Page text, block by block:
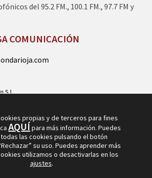
del 95.2 FM., 100.1 FM., 97.7 FM y
COMUNICACIÓN
S.L.
propias y de terceros para fines
AQUÍpara más información. Puedes
las cookies pulsando el botón
su uso. Puedes aprender más
utilizamos o desactivarlas en los
ajustes.